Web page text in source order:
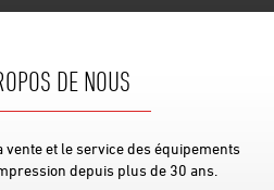
DE NOUS
vente et le service des équipements
depuis plus de 30 ans.